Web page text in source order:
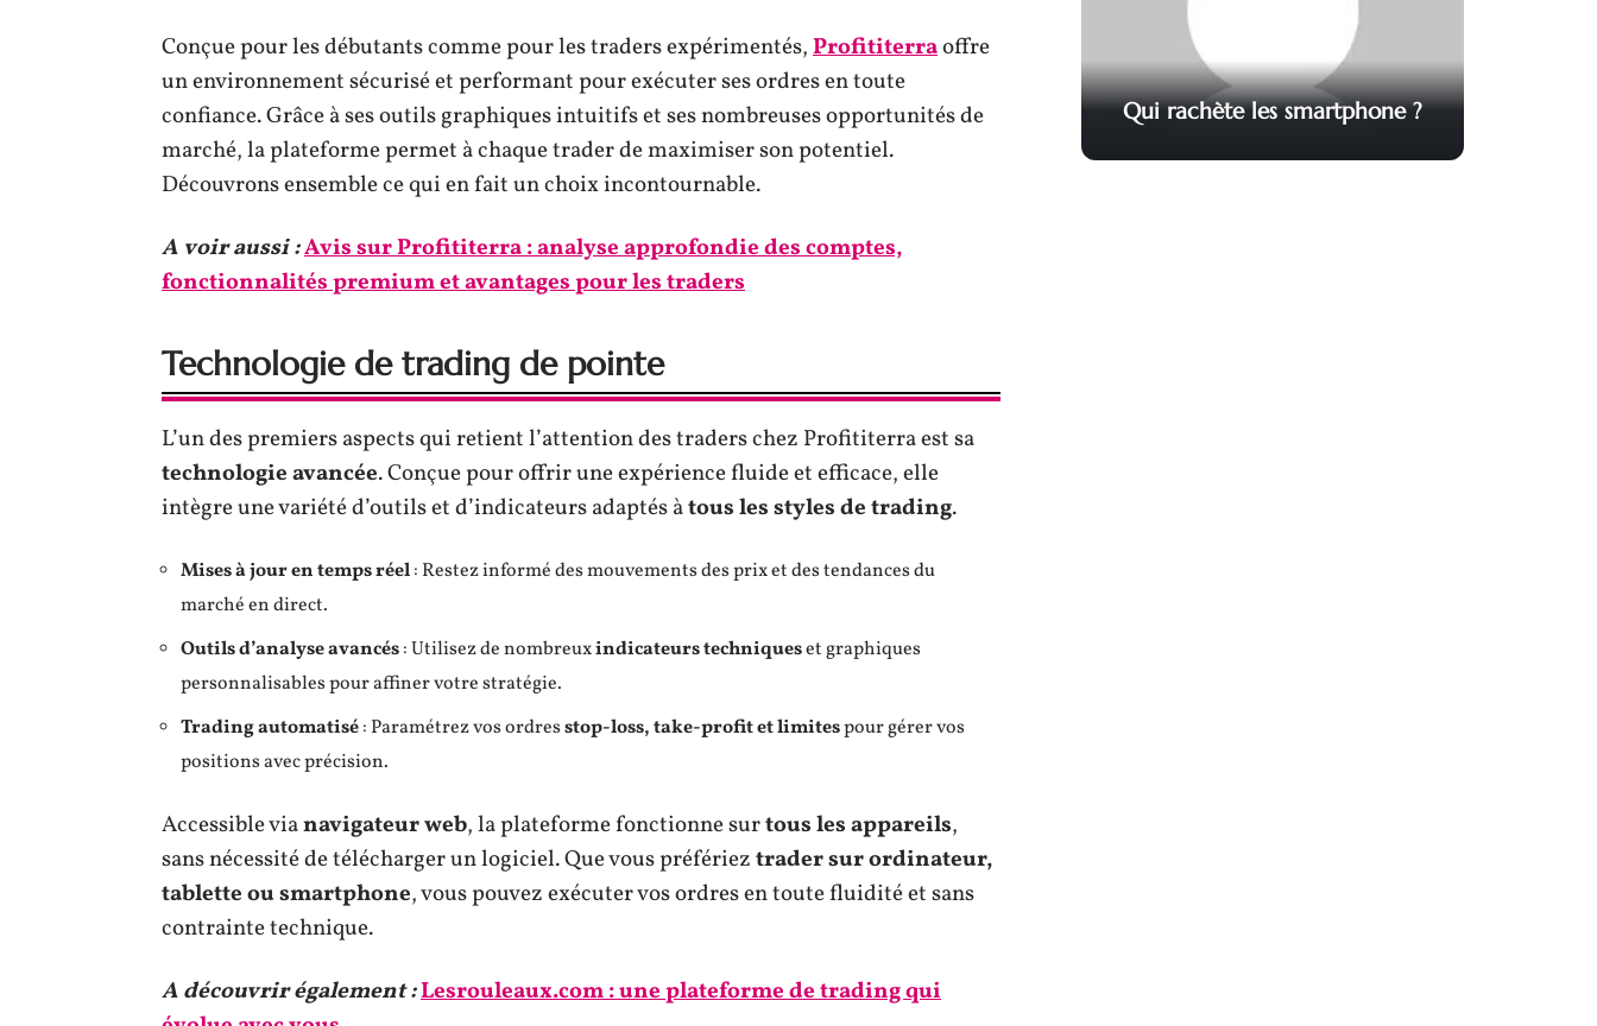
Conçue pour les débutants comme pour les traders expérimentés,Profititerraoffre
un environnement sécurisé et performant pour exécuter ses ordres en toute
confiance. Grâce à ses outils graphiques intuitifs et ses nombreuses opportunités de
marché, la plateforme permet à chaque trader de maximiser son potentiel.
Découvrons ensemble ce qui en fait un choix incontournable.
A voir aussi :Avis sur Profititerra : analyse approfondie des comptes,
fonctionnalités premium et avantages pour les traders
Technologie de trading de pointe
L’un des premiers aspects qui retient l’attention des traders chez Profititerra est sa
technologie avancée. Conçue pour offrir une expérience fluide et efficace, elle
intègre une variété d’outils et d’indicateurs adaptés àtous les styles de trading.
Mises à jour en temps réel: Restez informé des mouvements des prix et des tendances du
marché en direct.
Outils d’analyse avancés: Utilisez de nombreuxindicateurs techniqueset graphiques
personnalisables pour affiner votre stratégie.
Trading automatisé: Paramétrez vos ordresstop-loss, take-profit et limitespour gérer vos
positions avec précision.
Accessible vianavigateur web, la plateforme fonctionne surtous les appareils,
sans nécessité de télécharger un logiciel. Que vous préférieztrader sur ordinateur,
tablette ou smartphone, vous pouvez exécuter vos ordres en toute fluidité et sans
contrainte technique.
A découvrir également :Lesrouleaux.com : une plateforme de trading qui
Qui rachète les smartphone ?